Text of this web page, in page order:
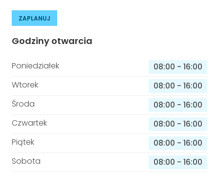
ZAPLANUJ
Godziny otwarcia
Poniedziałek 08:00 - 16:00
Wtorek
08:00 - 16:00
Środa
08:00 - 16:00
Czwartek
08:00 - 16:00
Piątek
08:00 - 16:00
Sobota
08:00 - 16:00